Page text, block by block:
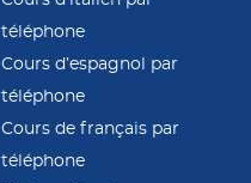
téléphone
Cours d’espagnol par
téléphone
Cours de français par
téléphone